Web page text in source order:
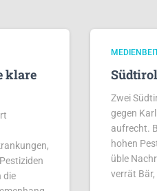
klare
die
Zwei
gegen
aufrecht.
hohen
üble
verrät